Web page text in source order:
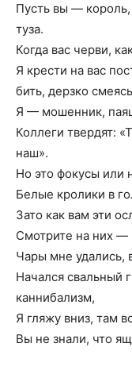
Пусть вы —
туза.
Когда вас черви,
Я крести на вас
бить, дерзко смеясь
Я — мошенник,
Коллеги твердят:
наш».
Но это фокусы или
Белые кролики в
Зато как вам эти
Смотрите на них —
Чары мне удались,
Начался свальный
каннибализм,
Я гляжу вниз, там
Вы не знали, что